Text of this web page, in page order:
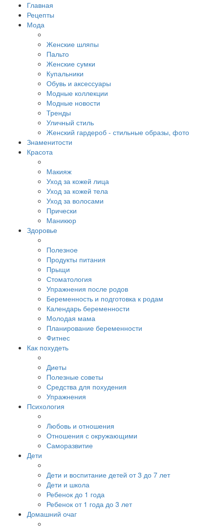
Главная
Рецепты
Мода
Женские шляпы
Пальто
Женские сумки
Купальники
Обувь и аксессуары
Модные коллекции
Модные новости
Тренды
Уличный стиль
Женский гардероб - стильные образы, фото
Знаменитости
Красота
Макияж
Уход за кожей лица
Уход за кожей тела
Уход за волосами
Прически
Маникюр
Здоровье
Полезное
Продукты питания
Прыщи
Стоматология
Упражнения после родов
Беременность и подготовка к родам
Календарь беременности
Молодая мама
Планирование беременности
Фитнес
Как похудеть
Диеты
Полезные советы
Средства для похудения
Упражнения
Психология
Любовь и отношения
Отношения с окружающими
Саморазвитие
Дети
Дети и воспитание детей от 3 до 7 лет
Дети и школа
Ребенок до 1 года
Ребенок от 1 года до 3 лет
Домашний очаг